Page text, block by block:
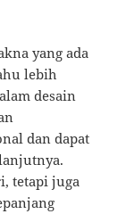
yang ada
lebih
desain
dan dapat
tetapi juga